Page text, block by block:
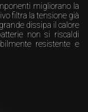
migliorano la
filtra la tensione già
dissipa il calore
non si riscaldi
resistente e